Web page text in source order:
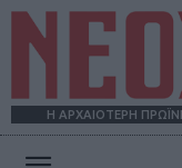
Η ΑΡΧΑΙΟΤΕΡΗ